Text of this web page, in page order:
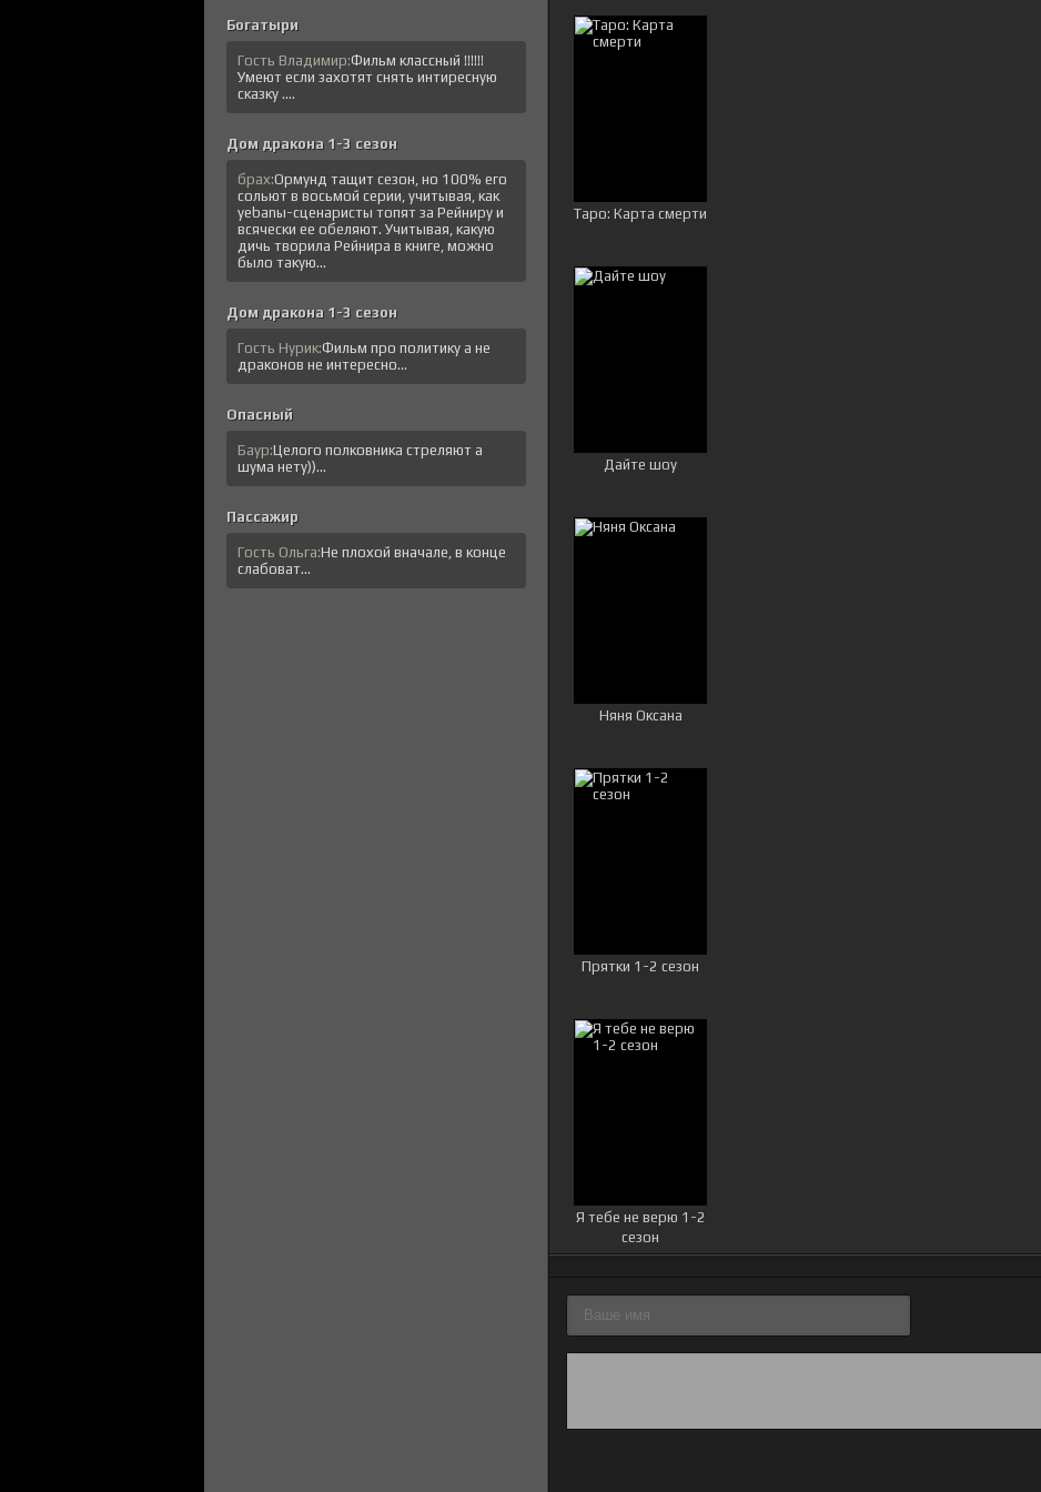
Таро: Карта смерти
Дайте шоу
Няня Оксана
Прятки 1-2 сезон
Я тебе не верю 1-2
сезон
Богатыри
Гость Владимир:Фильм классный !!!!!!
Умеют если захотят снять интиресную
сказку ....
Дом дракона 1-3 сезон
брах:Ормунд тащит сезон, но 100% его
сольют в восьмой серии, учитывая, как
уеbanы-сценаристы топят за Рейниру и
всячески ее обеляют. Учитывая, какую
дичь творила Рейнира в книге, можно
было такую...
Дом дракона 1-3 сезон
Гость Нурик:Фильм про политику а не
драконов не интересно...
Опасный
Баур:Целого полковника стреляют а
шума нету))...
Пассажир
Гость Ольга:Не плохой вначале, в конце
слабоват...